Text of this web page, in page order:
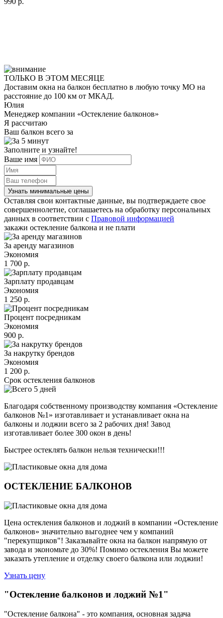
ТОЛЬКО В ЭТОМ МЕСЯЦЕ
Доставим окна на балкон бесплатно в любую точку МО на
расстояние до 100 км от МКАД.
Юлия
Менеджер компании «Остекление балконов»
Я рассчитаю
Ваш балкон всего за
Заполните и узнайте!
Ваше имя
Узнать минимальные цены
Оставляя свои контактные данные, вы подтверждаете свое
совершеннолетие, соглашаетесь на обработку персональных
данных в соответствии с Правовой информацией
закажи остекление балкона и не плати
За аренду магазинов
Экономия
1 700 р.
Зарплату продавцам
Экономия
1 250 р.
Процент посредникам
Экономия
900 р.
За накрутку брендов
Экономия
1 200 р.
Срок остекления балконов
Благодаря собственному производству компания «Остекление
балконов №1» изготавливает и устанавливает окна на
балконы и лоджии всего за 2 рабочих дня! Завод
изготавливает более 300 окон в день!
Быстрее остеклять балкон нельзя технически!!!
ОСТЕКЛЕНИЕ БАЛКОНОВ
Цена остекления балконов и лоджий в компании «Остекление
балконов» значительно выгоднее чем у компаний
"перекупщиков"! Заказывайте окна на балкон напрямую от
завода и экономьте до 30%! Помимо остекления Вы можете
заказать утепление и отделку своего балкона или лоджии!
Узнать цену
"Остекление балконов и лоджий №1"
"Остекление балкона" - это компания, основная задача